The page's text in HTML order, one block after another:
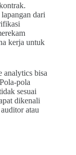
dari
kerja untuk
analytics bisa
pola
sesuai
dikenali
atau